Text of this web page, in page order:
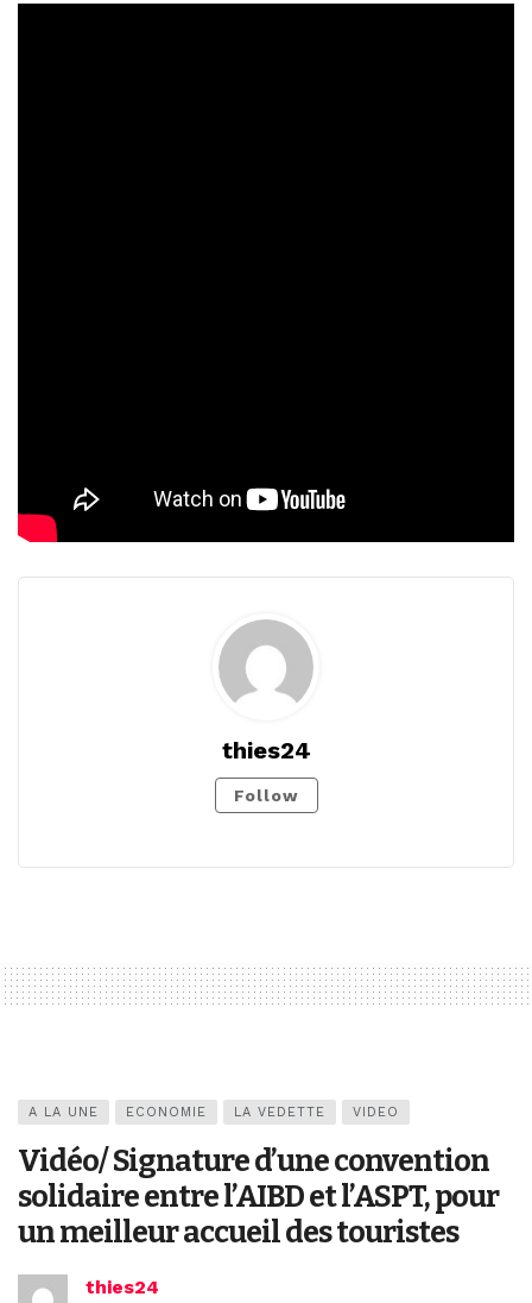
thies24
Follow
A LA UNE ECONOMIE LA VEDETTE VIDEO
Vidéo/ Signature d’une convention
solidaire entre l’AIBD et l’ASPT, pour
un meilleur accueil des touristes
thies24